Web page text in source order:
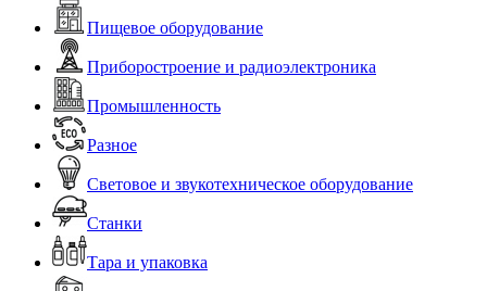
Пищевое оборудование
Приборостроение и радиоэлектроника
Промышленность
Разное
Световое и звукотехническое оборудование
Станки
Тара и упаковка